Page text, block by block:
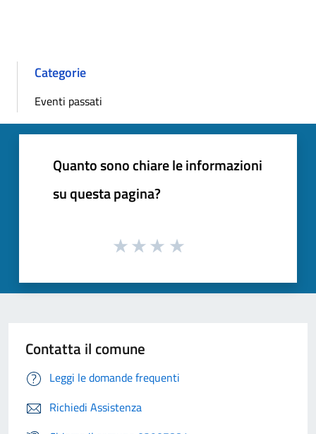
Categorie
Eventi passati
Quanto sono chiare le informazioni
su questa pagina?
Contatta il comune
Leggi le domande frequenti
Richiedi Assistenza